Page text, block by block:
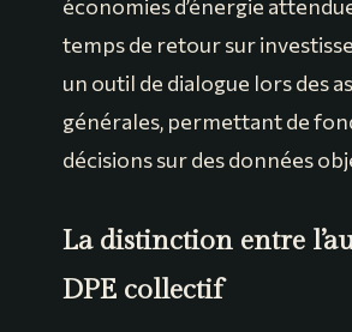
économies d’énergie
temps de retour sur
un outil de dialogue lors des
générales, permettant de
décisions sur des données
La distinction entre
DPE collectif